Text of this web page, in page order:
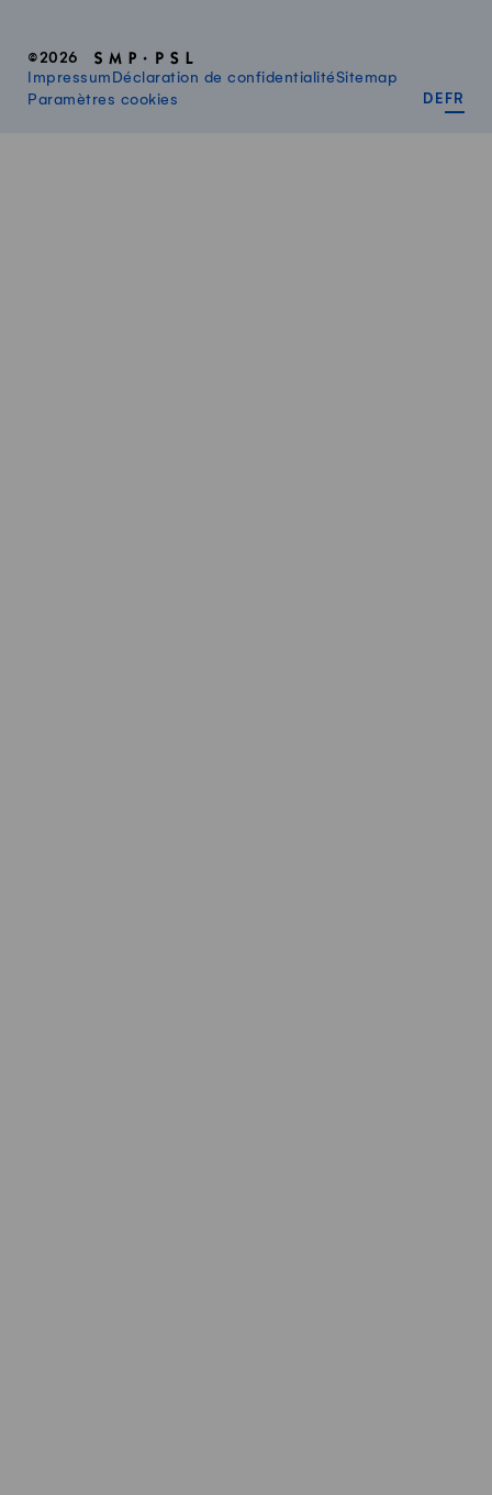
©2026
Impressum Déclaration de confidentialitéSitemap
Paramètres cookies
DE FR